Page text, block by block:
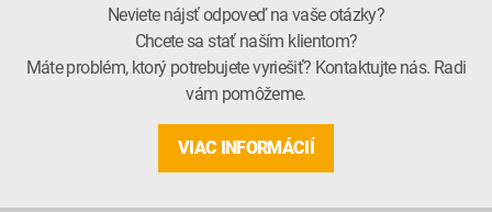
Neviete nájsť odpoveď na vaše otázky?
Chcete sa stať naším klientom?
Máte problém, ktorý potrebujete vyriešiť? Kontaktujte nás. Radi
vám pomôžeme.
VIAC INFORMÁCIÍ